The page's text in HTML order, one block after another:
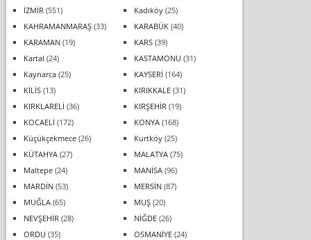
İZMİR (551) Kadıköy(25)
KAHRAMANMARAŞ(33) KARABÜK(40)
KARAMAN(19) KARS(39)
Kartal (24) KASTAMONU (31)
Kaynarca(25) KAYSERİ (164)
KİLİS(13) KIRIKKALE(31)
KIRKLARELİ (36) KIRŞEHİR (19)
KOCAELİ (172) KONYA(168)
Küçükçekmece(26) Kurtköy(25)
KÜTAHYA(27) MALATYA(75)
Maltepe(24) MANİSA(96)
MARDİN(53) MERSİN(87)
MUĞLA(65) MUŞ(20)
NEVŞEHİR (28) NİĞDE(26)
ORDU (35) OSMANİYE(24)